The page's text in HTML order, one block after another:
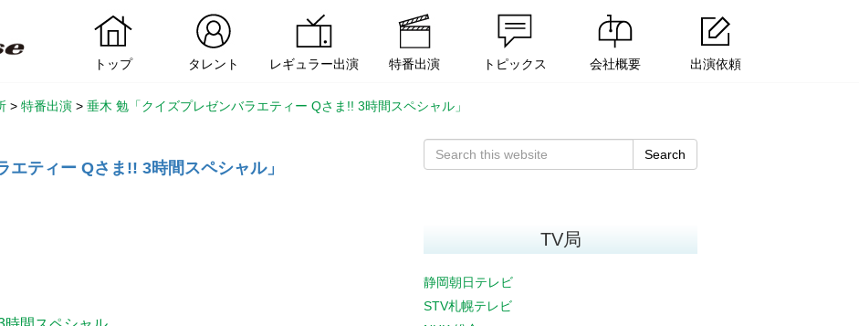
トップ タレント レギュラー出演 特番出演 トピックス 会社概要 出演依頼
> 特番出演 > 垂木 勉「クイズプレゼンバラエティー Qさま!! 3時間スペシャル」
ティー Qさま!! 3時間スペシャル」
Search
TV局
静岡朝日テレビ
STV札幌テレビ